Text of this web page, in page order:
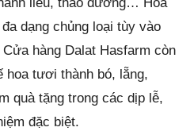
dạng chủng loại tùy vào
hàng Dalat Hasfarm còn
hoa tươi thành bó, lẵng,
quà tặng trong các dịp lễ,
đặc biệt.